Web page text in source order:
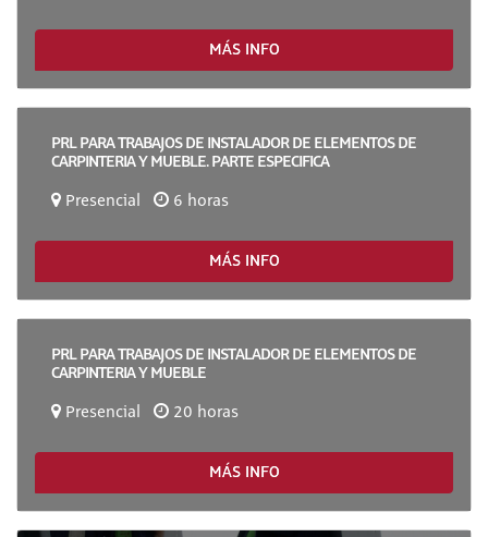
MÁS INFO
PRL PARA TRABAJOS DE INSTALADOR DE ELEMENTOS DE
CARPINTERIA Y MUEBLE. PARTE ESPECIFICA
Presencial 6 horas
MÁS INFO
PRL PARA TRABAJOS DE INSTALADOR DE ELEMENTOS DE
CARPINTERIA Y MUEBLE
Presencial 20 horas
MÁS INFO